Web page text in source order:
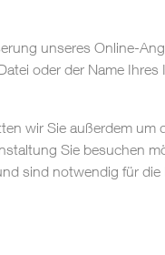
unseres Online-
oder der Name
wir Sie außerdem um
Sie besuchen
sind notwendig für